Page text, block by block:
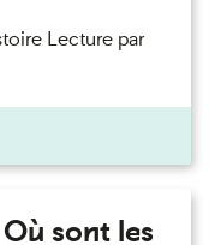
Lecture par
sont les